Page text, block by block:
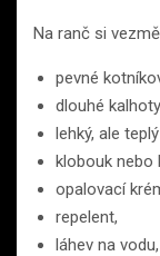
Na ranč si
pevné
dlouhé
lehký, ale
klobouk nebo
opalovací
repelent,
láhev na